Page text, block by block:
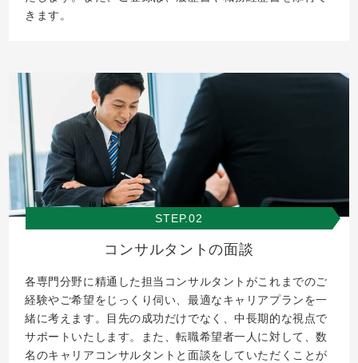
きます。
STEP.02
コンサルタントの面談
各専門分野に精通した担当コンサルタントがこれまでのご
経験やご希望をじっくり伺い、最適なキャリアプランを一
緒に考えます。目先の成功だけでなく、中長期的な視点で
サポートいたします。また、転職希望者一人に対して、数
名のキャリアコンサルタントと面談をしていただくことが